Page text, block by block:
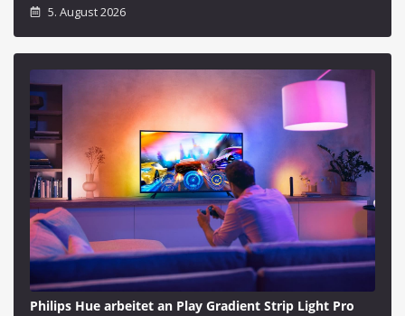
5. August 2026
Philips Hue arbeitet an Play Gradient Strip Light Pro